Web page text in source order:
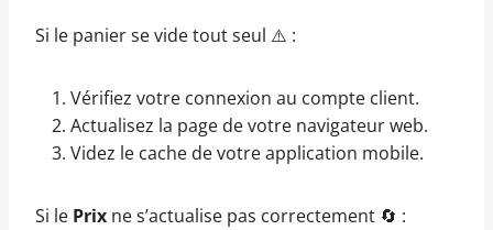
Si le panier se vide tout seul ⚠️ :
Vérifiez votre connexion au compte client.
Actualisez la page de votre navigateur web.
Videz le cache de votre application mobile.
Si le Prix ne s’actualise pas correctement 🔄 :